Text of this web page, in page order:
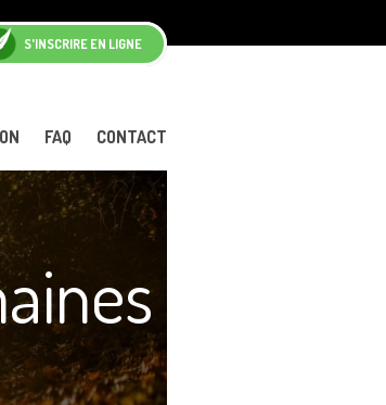
S'INSCRIRE EN LIGNE
FAQ CONTACT